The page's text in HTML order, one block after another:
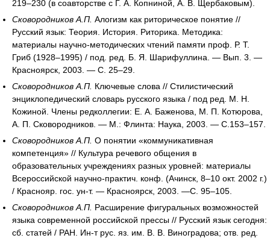
219–230 (в соавторстве с Г. А. Копниной, А. В. Щербаковым).
Сковородников А.П. Алогизм как риторическое понятие //
Русский язык: Теория. История. Риторика. Методика:
материалы научно-методических чтений памяти проф. Р. Т.
Гриб (1928–1995) / под. ред. Б. Я. Шарифуллина. — Вып. 3. —
Красноярск, 2003. — С. 25–29.
Сковородников А.П. Ключевые слова // Стилистический
энциклопедический словарь русского языка / под ред. М. Н.
Кожиной. Члены редколлегии: Е. А. Баженова, М. П. Котюрова,
А. П. Сковородников. — М.: Флинта: Наука, 2003. — С.153–157.
Сковородников А.П. О понятии «коммуникативная
компетенция» // Культура речевого общения в
образовательных учреждениях разных уровней: материалы
Всероссийской научно-практич. конф. (Ачинск, 8–10 окт. 2002 г.)
/ Краснояр. гос. ун-т. — Красноярск, 2003. —С. 95–105.
Сковородников А.П. Расширение фигуральных возможностей
языка современной российской прессы // Русский язык сегодня:
сб. статей / РАН. Ин-т рус. яз. им. В. В. Виноградова; отв. ред.